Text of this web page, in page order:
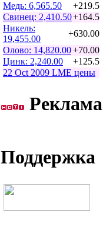
Медь: 6,565.50
+219.5
Свинец: 2,410.50+164.5
Никель:
19,455.00
+630.00
Олово: 14,820.00+70.00
Цинк: 2,240.00
+125.5
22 Oct 2009 LME цены
Реклама
Поддеpжка